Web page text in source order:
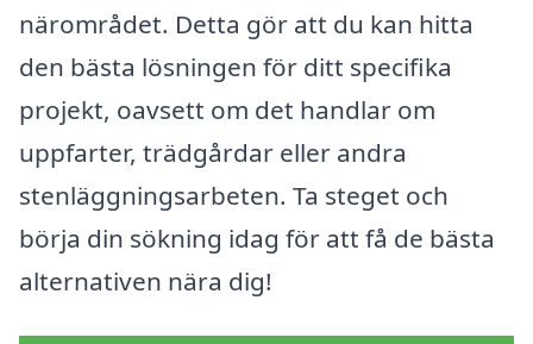
närområdet. Detta gör att du kan hitta
den bästa lösningen för ditt specifika
projekt, oavsett om det handlar om
uppfarter, trädgårdar eller andra
stenläggningsarbeten. Ta steget och
börja din sökning idag för att få de bästa
alternativen nära dig!